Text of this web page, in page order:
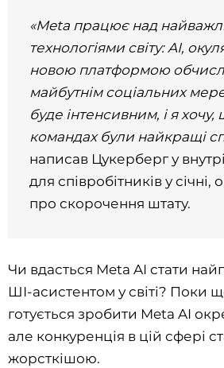
«Meta працює над
технологіями світу: AI,
новою платформою
майбутнім соціальних
буде інтенсивним, і я
командах були найкращі
написав Цукерберг у
для співробітників у
про скорочення штату.
Чи вдасться Meta AI стати
ШІ-асистентом у світі? Поки
готується зробити Meta AI
але конкуренція в цій сфері
жорсткішою.